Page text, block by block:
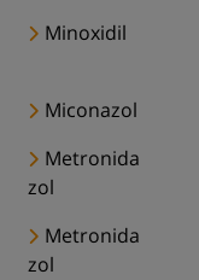
Minoxidil
Miconazol
Metronida
zol
Metronida
zol